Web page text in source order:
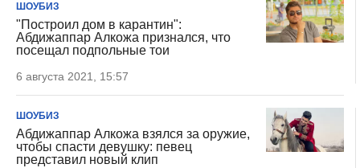
ШОУБИЗ
"Построил дом в карантин":
Абдижаппар Алкожа признался, что
посещал подпольные тои
6 августа 2021, 15:57
ШОУБИЗ
Абдижаппар Алкожа взялся за оружие,
чтобы спасти девушку: певец
представил новый клип